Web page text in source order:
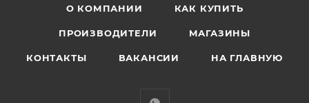
О КОМПАНИИ КАК КУПИТЬ
ПРОИЗВОДИТЕЛИ МАГАЗИНЫ
КОНТАКТЫ ВАКАНСИИ НА ГЛАВНУЮ